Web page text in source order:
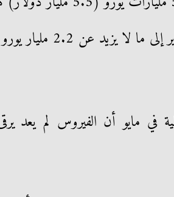
في مايو أن الفيروس لم يعد